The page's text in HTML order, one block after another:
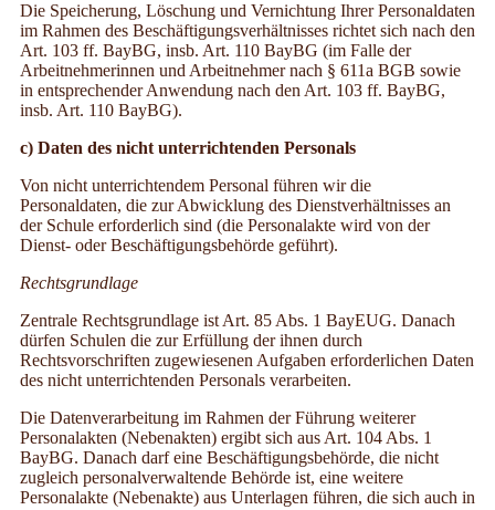
Die Speicherung, Löschung und Vernichtung Ihrer Personaldaten
im Rahmen des Beschäftigungsverhältnisses richtet sich nach den
Art. 103 ff. BayBG, insb. Art. 110 BayBG (im Falle der
Arbeitnehmerinnen und Arbeitnehmer nach § 611a BGB sowie
in entsprechender Anwendung nach den Art. 103 ff. BayBG,
insb. Art. 110 BayBG).
c) Daten des nicht unterrichtenden Personals
Von nicht unterrichtendem Personal führen wir die
Personaldaten, die zur Abwicklung des Dienstverhältnisses an
der Schule erforderlich sind (die Personalakte wird von der
Dienst- oder Beschäftigungsbehörde geführt).
Rechtsgrundlage
Zentrale Rechtsgrundlage ist Art. 85 Abs. 1 BayEUG. Danach
dürfen Schulen die zur Erfüllung der ihnen durch
Rechtsvorschriften zugewiesenen Aufgaben erforderlichen Daten
des nicht unterrichtenden Personals verarbeiten.
Die Datenverarbeitung im Rahmen der Führung weiterer
Personalakten (Nebenakten) ergibt sich aus Art. 104 Abs. 1
BayBG. Danach darf eine Beschäftigungsbehörde, die nicht
zugleich personalverwaltende Behörde ist, eine weitere
Personalakte (Nebenakte) aus Unterlagen führen, die sich auch in